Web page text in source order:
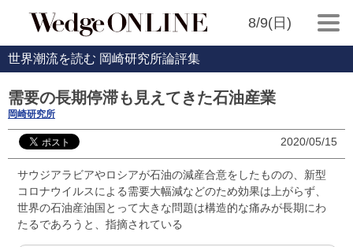
8/9(日)
世界潮流を読む 岡崎研究所論評集
需要の長期停滞も見えてきた石油産業
岡崎研究所
2020/05/15
サウジアラビアやロシアが石油の減産合意をしたものの、新型
コロナウイルスによる需要大幅減などのため効果は上がらず、
世界の石油産油国とって大きな問題は構造的な痛みが長期にわ
たるであろうと、指摘されている